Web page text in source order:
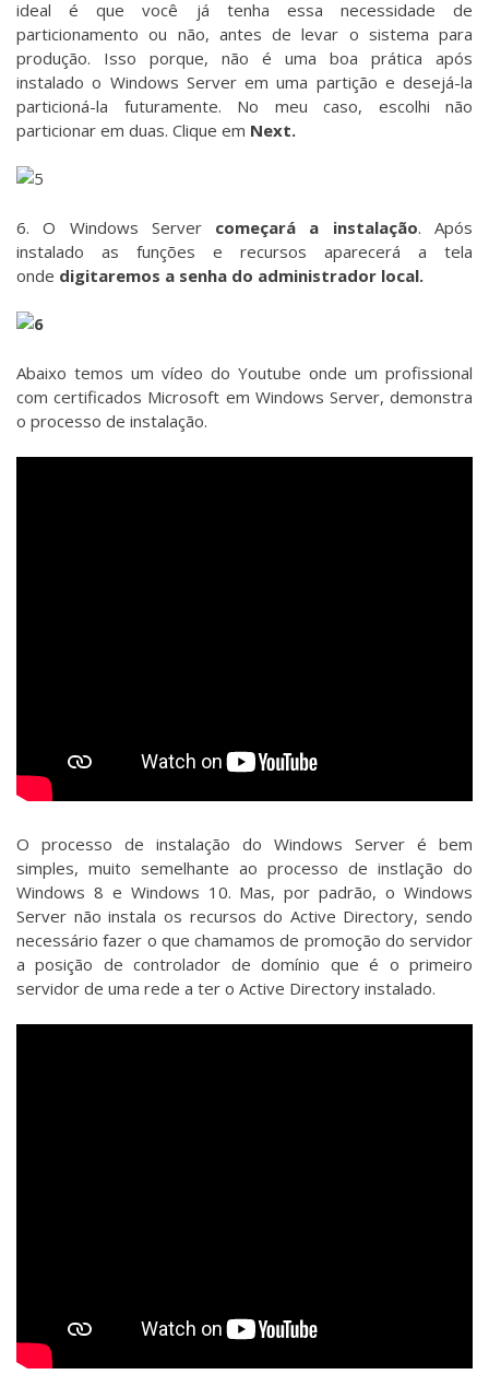
ideal é que você já tenha essa necessidade de
particionamento ou não, antes de levar o sistema para
produção. Isso porque, não é uma boa prática após
instalado o Windows Server em uma partição e desejá-la
particioná-la futuramente. No meu caso, escolhi não
particionar em duas. Clique em Next.
6. O Windows Server começará a instalação. Após
instalado as funções e recursos aparecerá a tela
onde digitaremos a senha do administrador local.
Abaixo temos um vídeo do Youtube onde um profissional
com certificados Microsoft em Windows Server, demonstra
o processo de instalação.
O processo de instalação do Windows Server é bem
simples, muito semelhante ao processo de instlação do
Windows 8 e Windows 10. Mas, por padrão, o Windows
Server não instala os recursos do Active Directory, sendo
necessário fazer o que chamamos de promoção do servidor
a posição de controlador de domínio que é o primeiro
servidor de uma rede a ter o Active Directory instalado.